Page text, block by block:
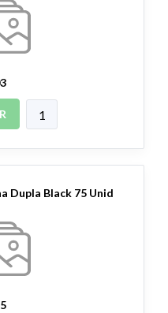
Dupla Black 75 Unid